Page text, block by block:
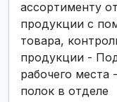
ассортименту
продукции с
товара,
продукции -
рабочего места
полок в отделе